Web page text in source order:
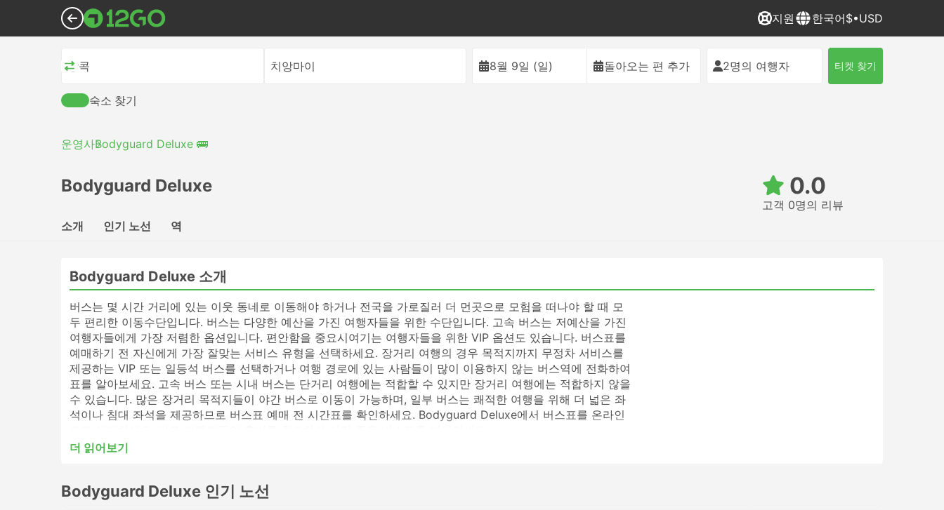
지원 한국어$•USD
방콕 치앙마이 8월 9일 (일) 돌아오는 편 추가 2명의 여행자 티켓 찾기
숙소 찾기
운영사Bodyguard Deluxe 🚌
Bodyguard Deluxe 0.0
고객 0명의 리뷰
소개
인기 노선 역
Bodyguard Deluxe 소개
버스는 몇 시간 거리에 있는 이웃 동네로 이동해야 하거나 전국을 가로질러 더 먼곳으로 모험을 떠나야 할 때 모
두 편리한 이동수단입니다. 버스는 다양한 예산을 가진 여행자들을 위한 수단입니다. 고속 버스는 저예산을 가진
여행자들에게 가장 저렴한 옵션입니다. 편안함을 중요시여기는 여행자들을 위한 VIP 옵션도 있습니다. 버스표를
예매하기 전 자신에게 가장 잘맞는 서비스 유형을 선택하세요. 장거리 여행의 경우 목적지까지 무정차 서비스를
제공하는 VIP 또는 일등석 버스를 선택하거나 여행 경로에 있는 사람들이 많이 이용하지 않는 버스역에 전화하여
표를 알아보세요. 고속 버스 또는 시내 버스는 단거리 여행에는 적합할 수 있지만 장거리 여행에는 적합하지 않을
수 있습니다. 많은 장거리 목적지들이 야간 버스로 이동이 가능하며, 일부 버스는 쾌적한 여행을 위해 더 넓은 좌
석이나 침대 좌석을 제공하므로 버스표 예매 전 시간표를 확인하세요. Bodyguard Deluxe에서 버스표를 온라인
Bodyguard Deluxe 인기있는 버스역
Bodyguard Deluxe의 가장 인기있는 버스역은 다음과 같습니다:
더 읽어보기
Bodyguard Deluxe 인기 노선